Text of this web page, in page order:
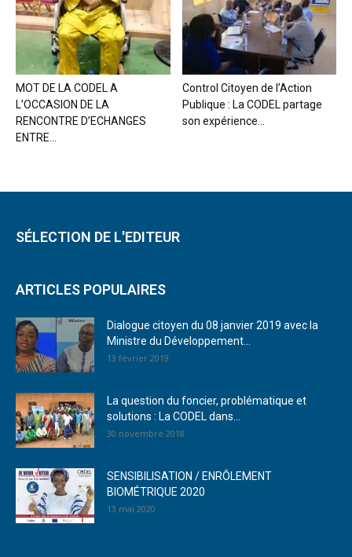
MOT DE LA CODEL A
L’OCCASION DE LA
RENCONTRE D’ECHANGES
ENTRE...
Control Citoyen de l’Action
Publique : La CODEL partage
son expérience...
SÉLECTION DE L'EDITEUR
ARTICLES POPULAIRES
Dialogue citoyen du 08 janvier 2019 avec la
Ministre du Développement...
13 février 2019
La question du foncier, problématique et
solutions : La CODEL dans...
30 novembre 2018
SENSIBILISATION / ENRÔLEMENT
BIOMÉTRIQUE 2020
13 mai 2020